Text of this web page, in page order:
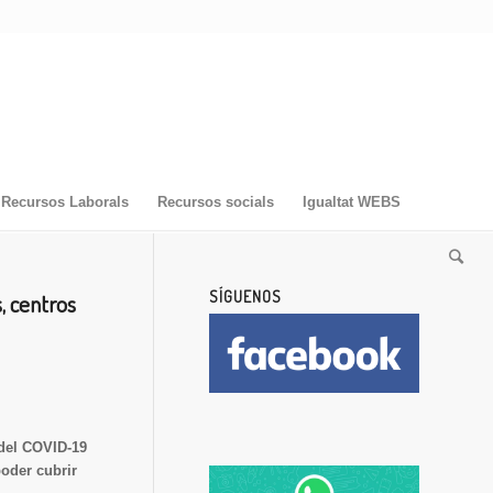
Recursos Laborals Recursos socials Igualtat WEBS
centros
COVID-19
cubrir
SÍGUENOS